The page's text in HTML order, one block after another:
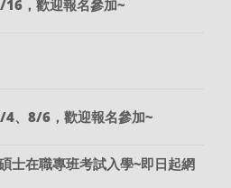
16，歡迎報名參加~
4、8/6，歡迎報名參加~
士在職專班考試入學~即日起網